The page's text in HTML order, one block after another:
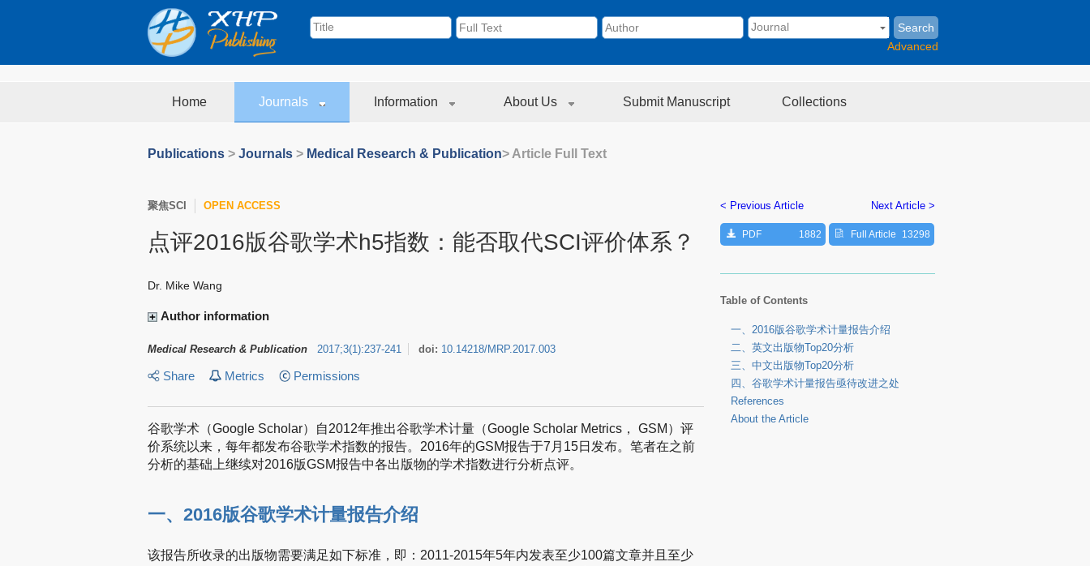
Search
Advanced
Home Journals Information About Us Submit Manuscript Collections
Publications > Journals > Medical Research & Publication> Article Full Text
聚焦SCI OPEN ACCESS
点评2016版谷歌学术h5指数：能否取代SCI评价体系？
Dr. Mike Wang
Author information
Medical Research & Publication 2017;3(1):237-241 doi: 10.14218/MRP.2017.003
Share Metrics Permissions
谷歌学术（Google Scholar）自2012年推出谷歌学术计量（Google Scholar Metrics， GSM）评
价系统以来，每年都发布谷歌学术指数的报告。2016年的GSM报告于7月15日发布。笔者在之前
分析的基础上继续对2016版GSM报告中各出版物的学术指数进行分析点评。
一、2016版谷歌学术计量报告介绍
该报告所收录的出版物需要满足如下标准，即：2011-2015年5年内发表至少100篇文章并且至少
< Previous Article Next Article >
PDF 1882 Full Article 13298
Table of Contents
一、2016版谷歌学术计量报告介绍
二、英文出版物Top20分析
三、中文出版物Top20分析
四、谷歌学术计量报告亟待改进之处
References
About the Article